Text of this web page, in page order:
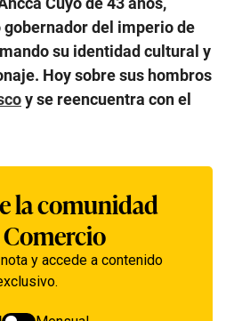
del imperio de
su identidad cultural y
Hoy sobre sus hombros
y se reencuentra con el